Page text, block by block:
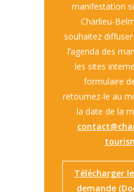
manifestation
Charlieu-
souhaitez
l’agenda des
les sites
formulaire
retournez-le au
la date de la
Télécharger
demande